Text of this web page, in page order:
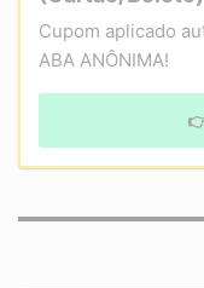
Cupom aplicado
ABA ANÔNIMA!